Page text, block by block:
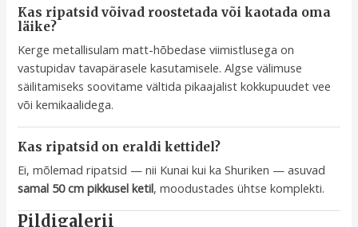
Kas ripatsid võivad roostetada või kaotada oma
läike?
Kerge metallisulam matt-hõbedase viimistlusega on
vastupidav tavapärasele kasutamisele. Algse välimuse
säilitamiseks soovitame vältida pikaajalist kokkupuudet vee
või kemikaalidega.
Kas ripatsid on eraldi kettidel?
Ei, mõlemad ripatsid — nii Kunai kui ka Shuriken — asuvad
samal 50 cm pikkusel ketil, moodustades ühtse komplekti.
Pildigalerii